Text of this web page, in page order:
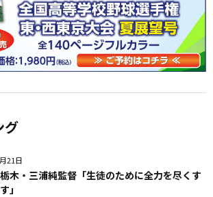
グ
21日
木・三浦純監督「生徒のために全力を尽くす
」